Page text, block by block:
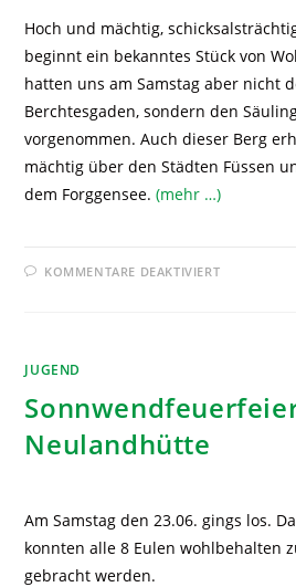
Hoch und mächtig,
beginnt ein bekanntes Stück von
hatten uns am Samstag aber nicht
Berchtesgaden, sondern den
vorgenommen. Auch dieser Berg
mächtig über den Städten Füssen
dem Forggensee.(mehr …)
KOMMENTARE DEAKTIVIERT
JUGEND
Neulandhütte
Am Samstag den 23.06. gings los.
konnten alle 8 Eulen wohlbehalten
gebracht werden.